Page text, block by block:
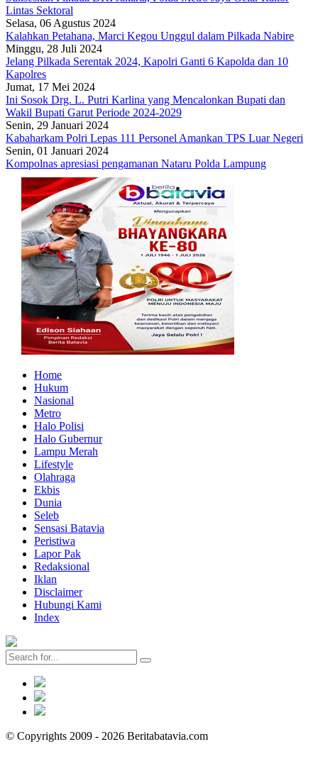
Lintas Sektoral
Selasa, 06 Agustus 2024
Kalahkan Petahana, Marci Kegou Unggul dalam Pilkada Nabire
Minggu, 28 Juli 2024
Jelang Pilkada Serentak 2024, Kapolri Ganti 6 Kapolda dan 10
Kapolres
Jumat, 17 Mei 2024
Ini Sosok Drg. L. Putri Karlina yang Mencalonkan Bupati dan
Wakil Bupati Garut Periode 2024-2029
Senin, 29 Januari 2024
Kabaharkam Polri Lepas 111 Personel Amankan TPS Luar Negeri
Senin, 01 Januari 2024
Kompolnas apresiasi pengamanan Nataru Polda Lampung
Home
Hukum
Nasional
Metro
Halo Polisi
Halo Gubernur
Lampu Merah
Lifestyle
Olahraga
Ekbis
Dunia
Seleb
Sensasi Batavia
Peristiwa
Lapor Pak
Redaksional
Iklan
Disclaimer
Hubungi Kami
Index
© Copyrights 2009 - 2026 Beritabatavia.com